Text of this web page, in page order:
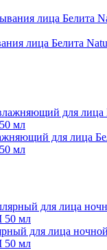
лица Белита
для лица
мл
для лица
50 мл